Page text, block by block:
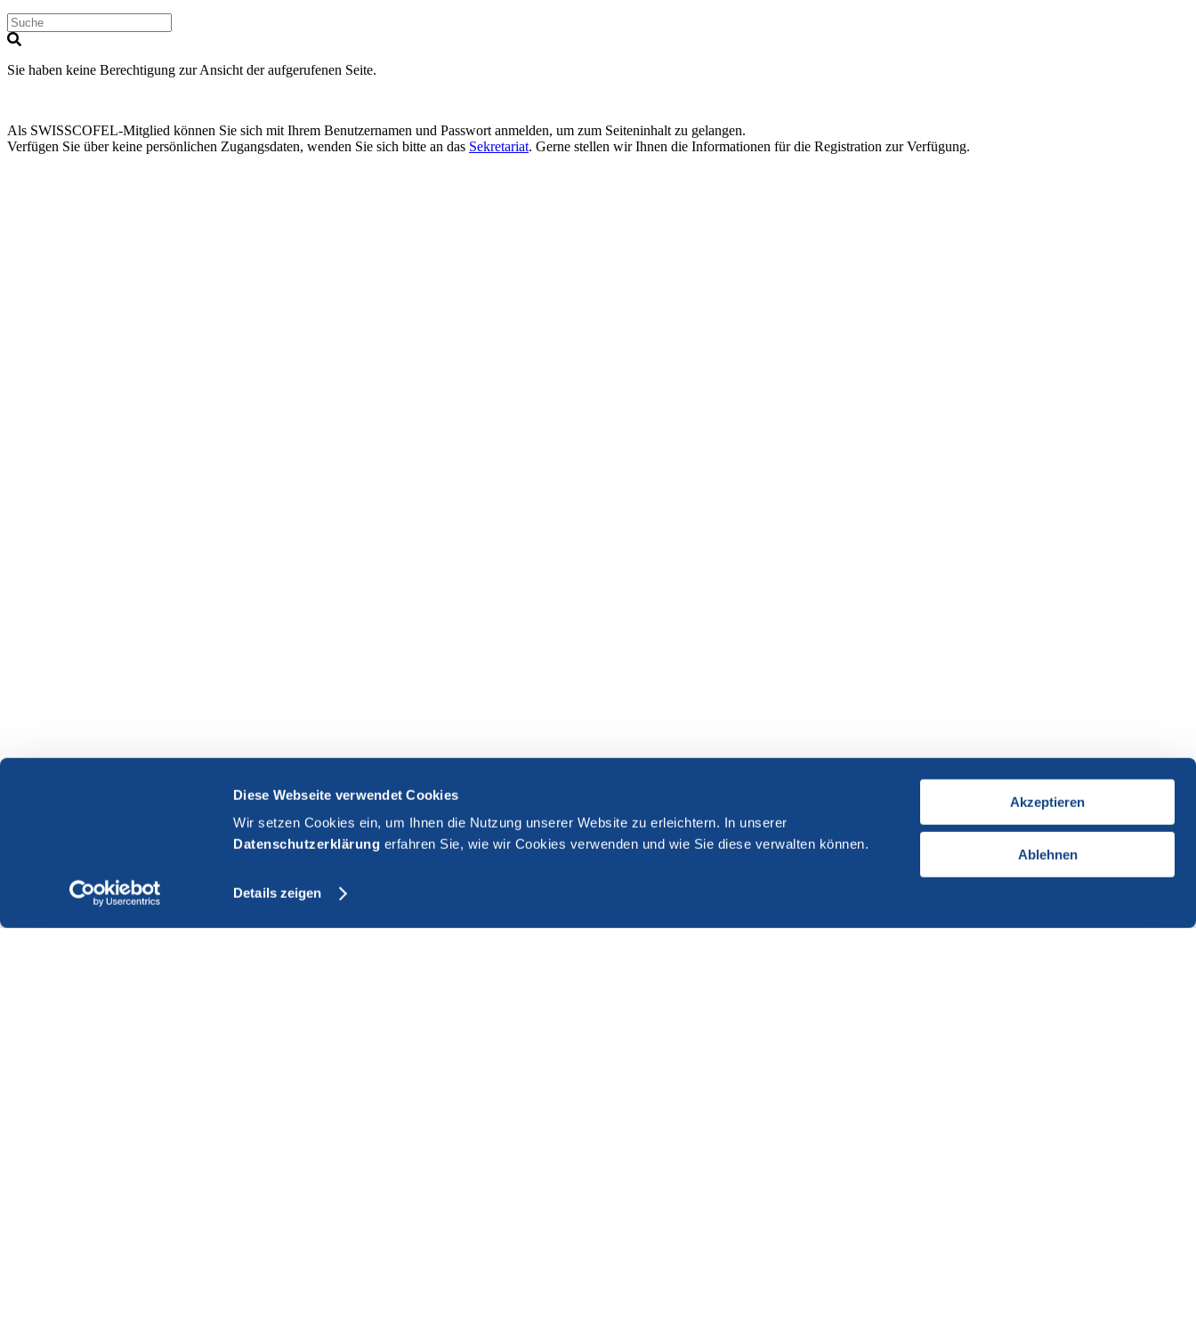
Diese Webseite verwendet Cookies
Wir setzen Cookies ein, um Ihnen die Nutzung unserer Website zu erleichtern. In unserer
Datenschutzerklärung erfahren Sie, wie wir Cookies verwenden und wie Sie diese verwalten können.
Details zeigen
Akzeptieren
Ablehnen
Sie haben keine Berechtigung zur Ansicht der aufgerufenen Seite.
Als SWISSCOFEL-Mitglied können Sie sich mit Ihrem Benutzernamen und Passwort anmelden, um zum Seiteninhalt zu gelangen.
Verfügen Sie über keine persönlichen Zugangsdaten, wenden Sie sich bitte an das Sekretariat. Gerne stellen wir Ihnen die Informationen für die Registration zur Verfügung.